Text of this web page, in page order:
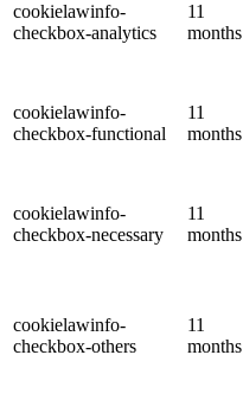
cookielawinfo-
checkbox-analytics
11
months
cookielawinfo-
checkbox-functional
11
months
cookielawinfo-
checkbox-necessary
11
months
cookielawinfo-
checkbox-others
11
months